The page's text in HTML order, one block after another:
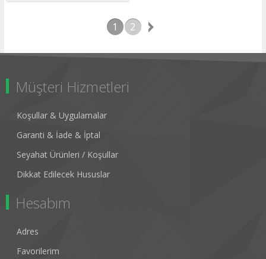
1 2
Müşteri Hizmetleri
Koşullar & Uygulamalar
Garanti & İade & İptal
Seyahat Ürünleri / Koşullar
Dikkat Edilecek Hususlar
Hesabım
Adres
Favorilerim